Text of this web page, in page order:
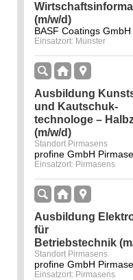
(m/w/d)
BASF Coatings GmbH
Einsatzort: Münster
Ausbildung
und Kautschuk­
technologe –
(m/w/d)
Standort Pirmasens
profine GmbH
Einsatzort: Pirmasens
Ausbildung
für
Betriebstechnik
Standort Pirmasens
profine GmbH
Einsatzort: Pirmasens